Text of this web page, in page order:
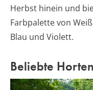
Herbst hinein und
Farbpalette von
Blau und Violett.
Beliebte